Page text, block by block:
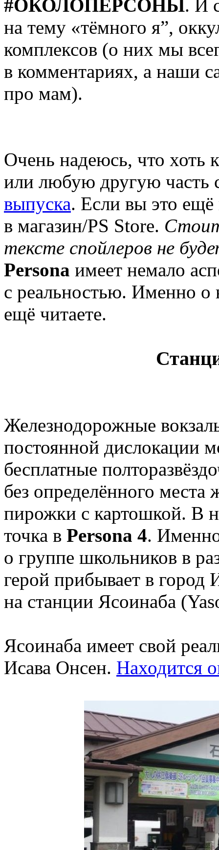
#ОКОЛОПЕРСОНЫ. И
на тему «тёмного я”,
комплексов (о них мы
в комментариях, а наши
про мам).
Очень надеюсь, что хоть
или любую другую часть
выпуска. Если вы это ещё
в магазин/PS Store.
тексте спойлеров не
Persona имеет немало
с реальностью. Именно
ещё читаете.
Железнодорожные
постоянной дислокации
бесплатные
без определённого места
пирожки с картошкой. В
точка в Persona 4.
о группе школьников в
герой прибывает в город
на станции Ясоинаба
Ясоинаба имеет свой
Исава Онсен. Находится